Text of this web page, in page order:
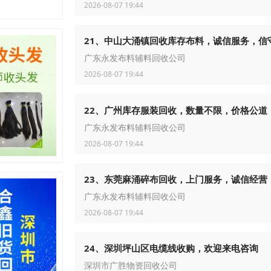
2026-08-07 19:44
21、中山大涌镇回收库存布料，诚信服务，信
广东永发布料辅料回收公司
2026-08-07 19:44
22、广州库存服装回收，数量不限，价格公道
广东永发布料辅料回收公司
2026-08-07 19:44
23、东莞麻涌碎布回收，上门服务，诚信经营
广东永发布料辅料回收公司
2026-08-07 19:44
24、深圳坪山区电缆线收购，欢迎来电咨询
深圳市广胜物资回收公司